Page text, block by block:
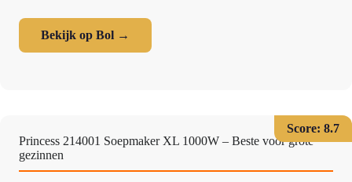
Bekijk op Bol →
Score: 8.7
Princess 214001 Soepmaker XL 1000W – Beste voor grote
gezinnen